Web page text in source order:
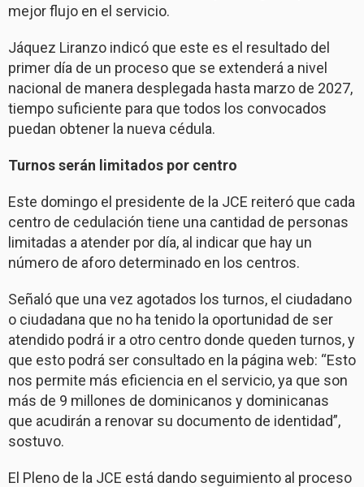
mejor flujo en el servicio.
Jáquez Liranzo indicó que este es el resultado del
primer día de un proceso que se extenderá a nivel
nacional de manera desplegada hasta marzo de 2027,
tiempo suficiente para que todos los convocados
puedan obtener la nueva cédula.
Turnos serán limitados por centro
Este domingo el presidente de la JCE reiteró que cada
centro de cedulación tiene una cantidad de personas
limitadas a atender por día, al indicar que hay un
número de aforo determinado en los centros.
Señaló que una vez agotados los turnos, el ciudadano
o ciudadana que no ha tenido la oportunidad de ser
atendido podrá ir a otro centro donde queden turnos, y
que esto podrá ser consultado en la página web: “Esto
nos permite más eficiencia en el servicio, ya que son
más de 9 millones de dominicanos y dominicanas
que acudirán a renovar su documento de identidad”,
sostuvo.
El Pleno de la JCE está dando seguimiento al proceso